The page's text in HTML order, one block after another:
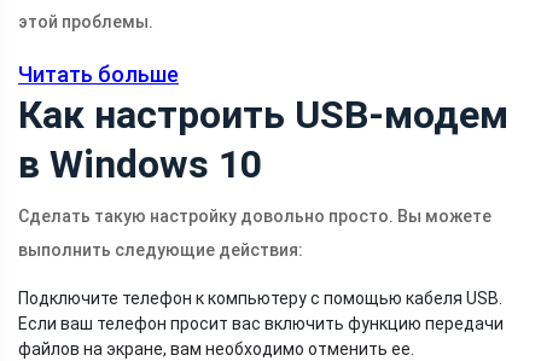
этой проблемы.
Читать больше
Как настроить USB-модем
в Windows 10
Сделать такую ​​настройку довольно просто. Вы можете
выполнить следующие действия:
Подключите телефон к компьютеру с помощью кабеля USB.
Если ваш телефон просит вас включить функцию передачи
файлов на экране, вам необходимо отменить ее.